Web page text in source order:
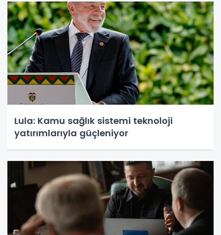
Lula: Kamu sağlık sistemi teknoloji
yatırımlarıyla güçleniyor